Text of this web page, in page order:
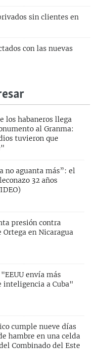
sin clientes en
con las nuevas
los habaneros llega
al Granma:
tuvieron que
no aguanta más”: el
32 años
presión contra
Ortega en Nicaragua
envía más
inteligencia a Cuba"
cumple nueve días
hambre en una celda
Combinado del Este